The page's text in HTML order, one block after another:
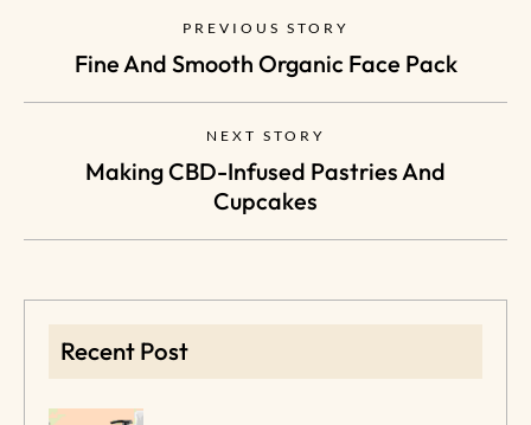
PREVIOUS STORY
Fine And Smooth Organic Face Pack
NEXT STORY
Making CBD-Infused Pastries And
Cupcakes
Recent Post